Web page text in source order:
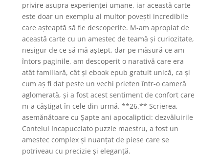
privire asupra experienței umane, iar această carte
este doar un exemplu al multor povești incredibile
care așteaptă să fie descoperite. M-am apropiat de
această carte cu un amestec de teamă și curiozitate,
nesigur de ce să mă aștept, dar pe măsură ce am
întors paginile, am descoperit o narativă care era
atât familiară, cât și ebook epub gratuit unică, ca și
cum aș fi dat peste un vechi prieten într-o cameră
aglomerată, și a fost acest sentiment de confort care
m-a câștigat în cele din urmă. **26.** Scrierea,
asemănătoare cu Şapte ani apocaliptici: dezvăluirile
Contelui Incapucciato puzzle maestru, a fost un
amestec complex și nuanțat de piese care se
potriveau cu precizie și eleganță.